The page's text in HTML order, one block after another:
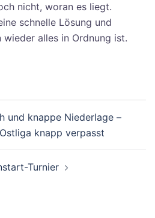
nicht, woran es liegt.
schnelle Lösung und
alles in Ordnung ist.
und knappe Niederlage –
knapp verpasst
Turnier